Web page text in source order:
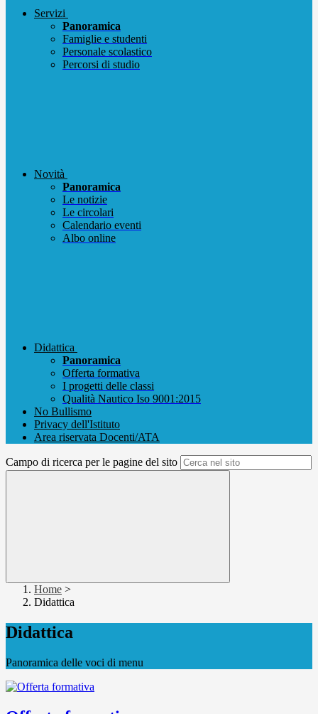
Servizi
Panoramica
Famiglie e studenti
Personale scolastico
Percorsi di studio
Novità
Panoramica
Le notizie
Le circolari
Calendario eventi
Albo online
Didattica
Panoramica
Offerta formativa
I progetti delle classi
Qualità Nautico Iso 9001:2015
No Bullismo
Privacy dell'Istituto
Area riservata Docenti/ATA
Campo di ricerca per le pagine del sito
Home >
Didattica
Didattica
Panoramica delle voci di menu